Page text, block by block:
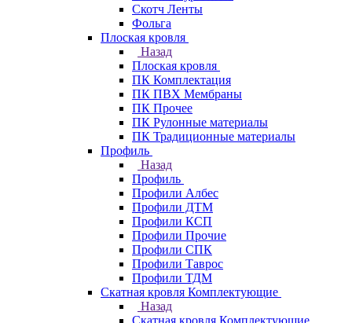
Скотч Ленты
Фольга
Плоская кровля
Назад
Плоская кровля
ПК Комплектация
ПК ПВХ Мембраны
ПК Прочее
ПК Рулонные материалы
ПК Традиционные материалы
Профиль
Назад
Профиль
Профили Албес
Профили ДТМ
Профили КСП
Профили Прочие
Профили СПК
Профили Таврос
Профили ТДМ
Скатная кровля Комплектующие
Назад
Скатная кровля Комплектующие